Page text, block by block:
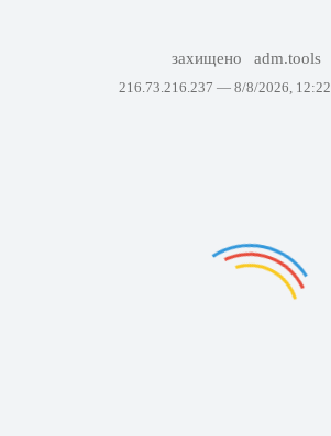
захищено adm.tools
216.73.216.237 — 8/8/2026,